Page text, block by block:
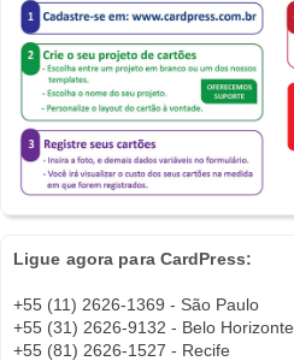
Ligue agora para CardPress:
+55 (11) 2626-1369 - São Paulo
+55 (31) 2626-9132 - Belo Horizonte
+55 (81) 2626-1527 - Recife